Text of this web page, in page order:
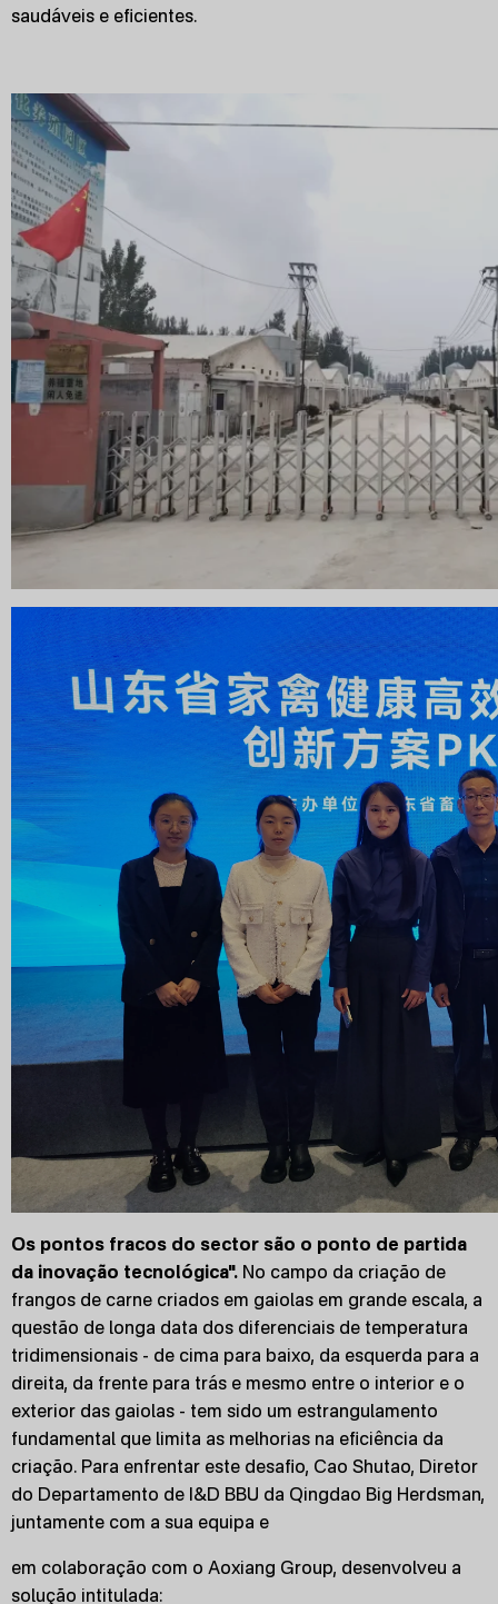
saudáveis e eficientes.
Os pontos fracos do sector são o ponto de partida
da inovação tecnológica". No campo da criação de
frangos de carne criados em gaiolas em grande escala, a
questão de longa data dos diferenciais de temperatura
tridimensionais - de cima para baixo, da esquerda para a
direita, da frente para trás e mesmo entre o interior e o
exterior das gaiolas - tem sido um estrangulamento
fundamental que limita as melhorias na eficiência da
criação. Para enfrentar este desafio, Cao Shutao, Diretor
do Departamento de I&D BBU da Qingdao Big Herdsman,
juntamente com a sua equipa e
em colaboração com o Aoxiang Group, desenvolveu a
solução intitulada: